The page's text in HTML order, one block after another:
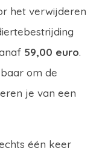
het verwijderen
59,00 euro.
om de
je van een
één keer